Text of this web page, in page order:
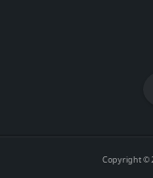
Copyright ©